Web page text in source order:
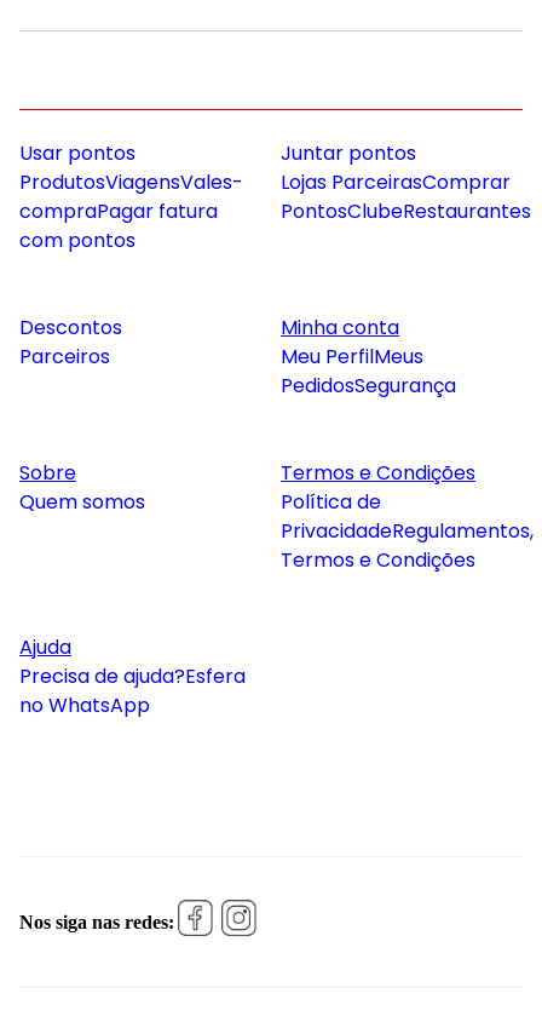
Usar pontos
ProdutosViagensVales-
compraPagar fatura
com pontos
Juntar pontos
Lojas ParceirasComprar
PontosClubeRestaurantes
Descontos
Parceiros
Minha conta
Meu PerfilMeus
PedidosSegurança
Sobre
Quem somos
Termos e Condições
Política de
PrivacidadeRegulamentos,
Termos e Condições
Ajuda
Precisa de ajuda?Esfera
no WhatsApp
Nos siga nas redes: